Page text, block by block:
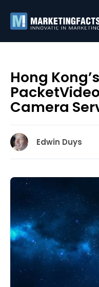
Hong
Camera
Edwin Duys